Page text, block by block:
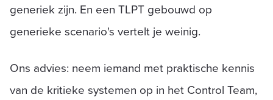
generiek zijn. En een TLPT gebouwd op
generieke scenario's vertelt je weinig.
Ons advies: neem iemand met praktische kennis
van de kritieke systemen op in het Control Team,